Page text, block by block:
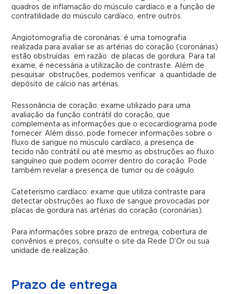
quadros de inflamação do músculo cardíaco e a função de
contratilidade do músculo cardíaco, entre outros.
Angiotomografia de coronárias: é uma tomografia
realizada para avaliar se as artérias do coração (coronárias)
estão obstruídas em razão de placas de gordura. Para tal
exame, é necessária a utilização de contraste. Além de
pesquisar obstruções, podemos verificar a quantidade de
depósito de cálcio nas artérias.
Ressonância de coração: exame utilizado para uma
avaliação da função contrátil do coração, que
complementa as informações que o ecocardiograma pode
fornecer. Além disso, pode fornecer informações sobre o
fluxo de sangue no músculo cardíaco, a presença de
tecido não contrátil ou até mesmo as obstruções ao fluxo
sanguíneo que podem ocorrer dentro do coração. Pode
também revelar a presença de tumor ou de coágulo.
Cateterismo cardíaco: exame que utiliza contraste para
detectar obstruções ao fluxo de sangue provocadas por
placas de gordura nas artérias do coração (coronárias).
Para informações sobre prazo de entrega, cobertura de
convênios e preços, consulte o site da Rede D’Or ou sua
unidade de realização.
Prazo de entrega